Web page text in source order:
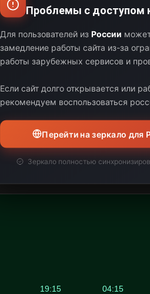
01:45 01:15
03:20 01:35
06:55 01:30
10:40 01:55
19:15 04:15
Проблемы с доступом
Для пользователей из России
замедление работы сайта из-за
работы зарубежных сервисов и
Если сайт долго открывается или
рекомендуем воспользоваться
Перейти на зеркало для
Зеркало полностью